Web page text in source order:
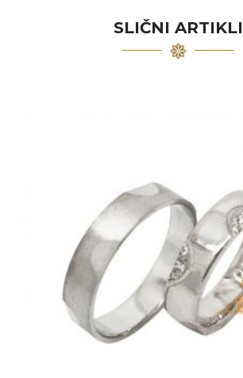
SLIČNI ARTIKLI